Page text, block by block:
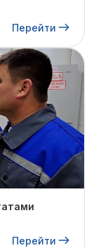
Перейти
Перейти